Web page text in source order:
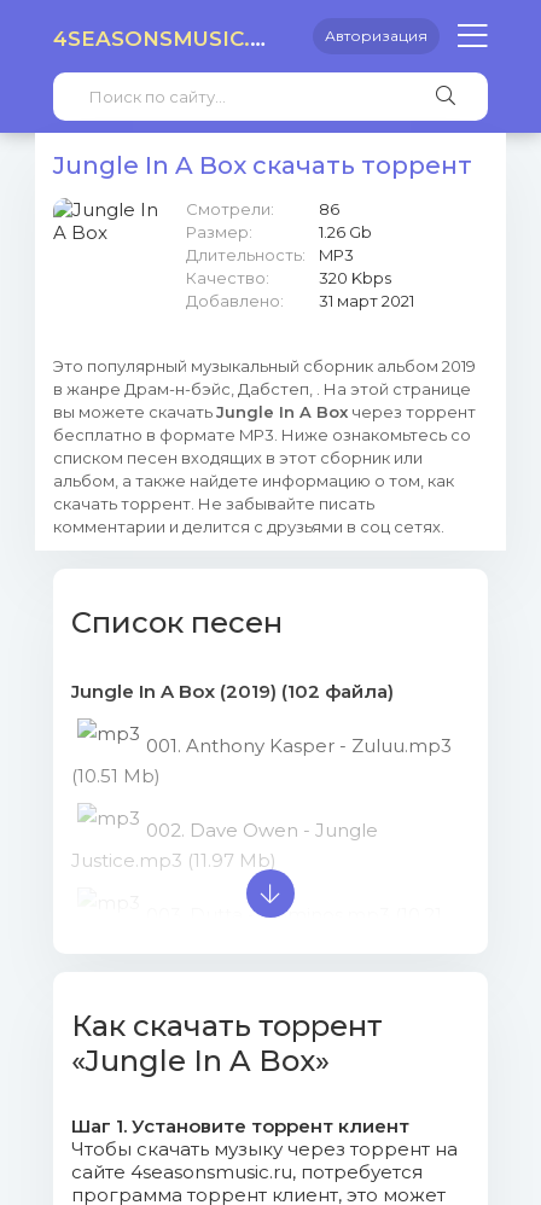
4SEASONSMUSIC.RU Авторизация
Jungle In A Box скачать торрент
Смотрели:
86
Размер:
1.26 Gb
Длительность:
MP3
Качество:
320 Kbps
Добавлено:
31 март 2021
Это популярный музыкальный сборник альбом 2019
в жанре Драм-н-бэйс, Дабстеп, . На этой странице
вы можете скачатьJungle In A Box через торрент
бесплатно в формате MP3. Ниже ознакомьтесь со
списком песен входящих в этот сборник или
альбом, а также найдете информацию о том, как
скачать торрент. Не забывайте писать
комментарии и делится с друзьями в соц сетях.
Список песен
Jungle In A Box (2019) (102 файла)
001. Anthony Kasper - Zuluu.mp3
(10.51 Mb)
002. Dave Owen - Jungle
Justice.mp3 (11.97 Mb)
003. Dutta - Dominos.mp3 (10.21
Revolutionaries.mp3 (12.88 Mb)
005. Mage - The Island.mp3 (13.36
006. Mahakala - The Exodus.mp3
(12.28 Mb)
Как скачать торрент
«Jungle In A Box»
Шаг 1. Установите торрент клиент
Чтобы скачать музыку через торрент на
сайте 4seasonsmusic.ru, потребуется
программа торрент клиент, это может